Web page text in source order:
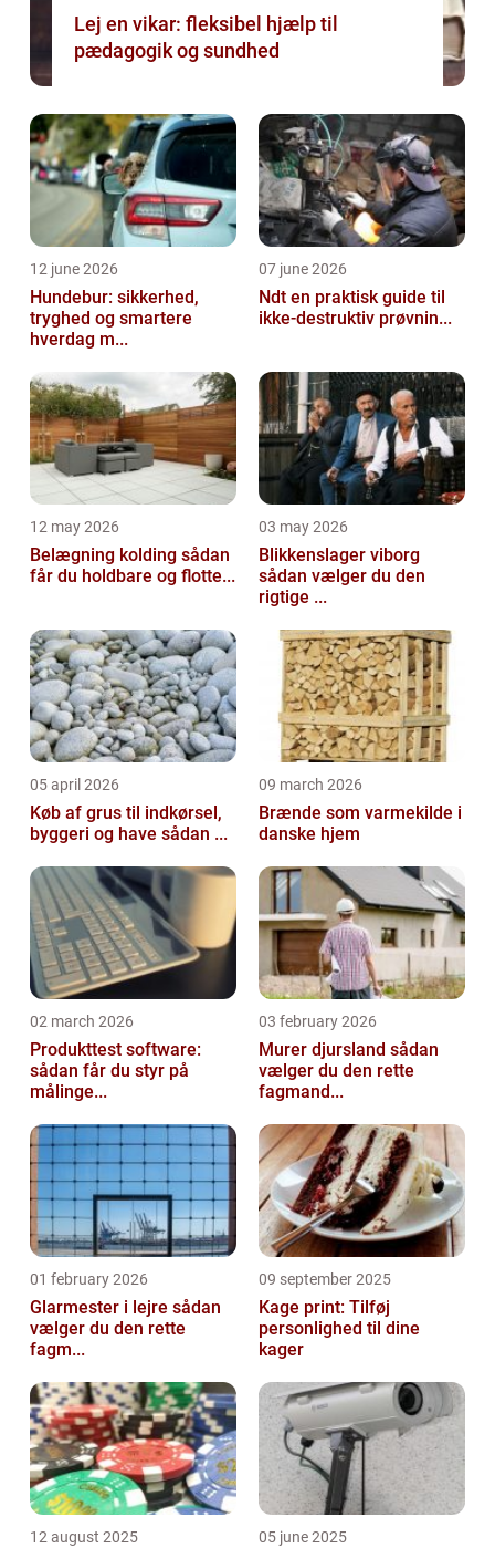
Lej en vikar: fleksibel hjælp til
pædagogik og sundhed
12 june 2026
Hundebur: sikkerhed,
tryghed og smartere
hverdag m...
07 june 2026
Ndt en praktisk guide til
ikke-destruktiv prøvnin...
12 may 2026
Belægning kolding sådan
får du holdbare og flotte...
03 may 2026
Blikkenslager viborg
sådan vælger du den
rigtige ...
05 april 2026
Køb af grus til indkørsel,
byggeri og have sådan ...
09 march 2026
Brænde som varmekilde i
danske hjem
02 march 2026
Produkttest software:
sådan får du styr på
målinge...
03 february 2026
Murer djursland sådan
vælger du den rette
fagmand...
01 february 2026
Glarmester i lejre sådan
vælger du den rette
fagm...
09 september 2025
Kage print: Tilføj
personlighed til dine
kager
12 august 2025 05 june 2025